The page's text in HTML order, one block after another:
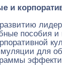
и
пособия и
для